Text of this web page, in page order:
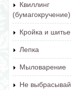
Квиллинг
(бумагокручение)
Кройка и шитье
Лепка
Мыловарение
Не выбрасывай,